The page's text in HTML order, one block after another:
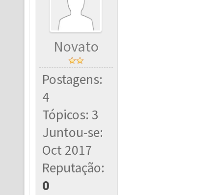
Novato
Postagens:
4
Tópicos: 3
Juntou-se:
Oct 2017
Reputação:
0